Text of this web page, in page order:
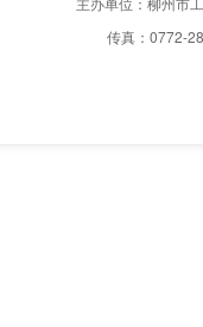
传真：0772-